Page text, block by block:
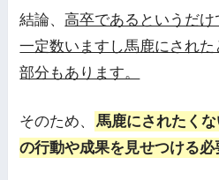
結論、高卒であるというだ
一定数いますし馬鹿にされ
部分もあります。
そのため、
馬鹿にされたく
の行動や成果を見せつける必